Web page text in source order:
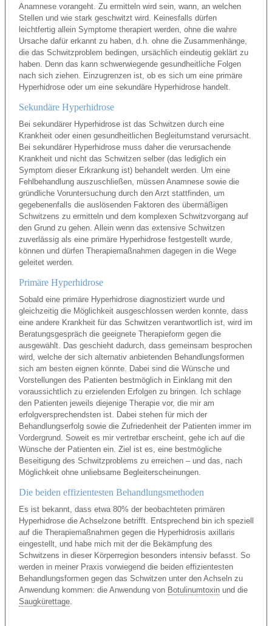
Anamnese vorangeht. Zu ermitteln wird sein, wann, an welchen
Stellen und wie stark geschwitzt wird. Keinesfalls dürfen
leichtfertig allein Symptome therapiert werden, ohne die wahre
Ursache dafür erkannt zu haben, d.h. ohne die Zusammenhänge,
die das Schwitzproblem bedingen, ursächlich eindeutig geklärt zu
haben. Denn das kann schwerwiegende gesundheitliche Folgen
nach sich ziehen. Einzugrenzen ist, ob es sich um eine primäre
Hyperhidrose oder um eine sekundäre Hyperhidrose handelt.
Sekundäre Hyperhidrose
Bei sekundärer Hyperhidrose ist das Schwitzen durch eine
Krankheit oder einen gesundheitlichen Begleitumstand verursacht.
Bei sekundärer Hyperhidrose muss daher die verursachende
Krankheit und nicht das Schwitzen selber (das lediglich ein
Symptom dieser Erkrankung ist) behandelt werden. Um eine
Fehlbehandlung auszuschließen, müssen Anamnese sowie die
gründliche Voruntersuchung durch den Arzt stattfinden, um
gegebenenfalls die auslösenden Faktoren des übermäßigen
Schwitzens zu ermitteln und dem komplexen Schwitzvorgang auf
den Grund zu gehen. Allein wenn das extensive Schwitzen
zuverlässig als eine primäre Hyperhidrose festgestellt wurde,
können und dürfen Therapiemaßnahmen dagegen in die Wege
geleitet werden.
Primäre Hyperhidrose
Sobald eine primäre Hyperhidrose diagnostiziert wurde und
gleichzeitig die Möglichkeit ausgeschlossen werden konnte, dass
eine andere Krankheit für das Schwitzen verantwortlich ist, wird im
Beratungsgespräch die geeignete Therapieform gegen die
ausgewählt. Das geschieht dadurch, dass gemeinsam besprochen
wird, welche der sich alternativ anbietenden Behandlungsformen
sich am besten eignen könnte. Dabei sind die Wünsche und
Vorstellungen des Patienten bestmöglich in Einklang mit den
voraussichtlich zu erzielenden Erfolgen zu bringen. Ich schlage
den Patienten jeweils diejenige Therapie vor, die mir am
erfolgversprechendsten ist. Dabei stehen für mich der
Behandlungserfolg sowie die Zufriedenheit der Patienten immer im
Vordergrund. Soweit es mir vertretbar erscheint, gehe ich auf die
Wünsche der Patienten ein. Ziel ist es, eine bestmögliche
Beseitigung des Schwitzproblems zu erreichen – und das, nach
Möglichkeit ohne unliebsame Begleiterscheinungen.
Die beiden effizientesten Behandlungsmethoden
Es ist bekannt, dass etwa 80% der beobachteten primären
Hyperhidrose die Achselzone betrifft. Entsprechend bin ich speziell
auf die Therapiemaßnahmen gegen die Hyperhidrosis axillaris
eingestellt, und habe mich mit der die Bekämpfung des
Schwitzens in dieser Körperregion besonders intensiv befasst. So
werden in meiner Praxis vorwiegend die beiden effizientesten
Behandlungsformen gegen das Schwitzen unter den Achseln zu
Anwendung kommen: die Anwendung von Botulinumtoxinund die
Saugkürettage.